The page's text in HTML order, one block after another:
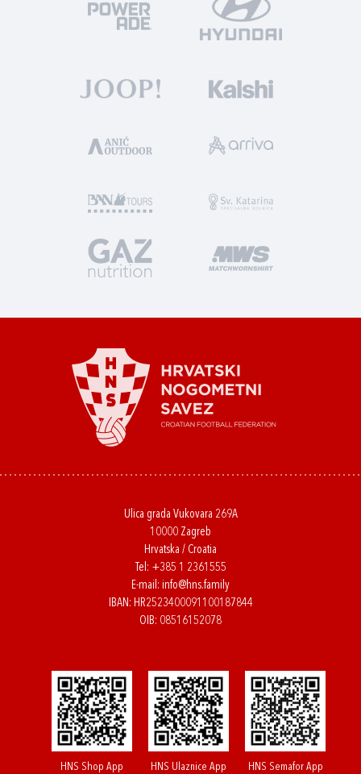
Ulica grada Vukovara 269A
10000 Zagreb
Hrvatska / Croatia
Tel: +385 1 2361555
E-mail: info@hns.family
IBAN: HR2523400091100187844
OIB: 08516152078
HNS Shop App HNS Ulaznice App HNS Semafor App